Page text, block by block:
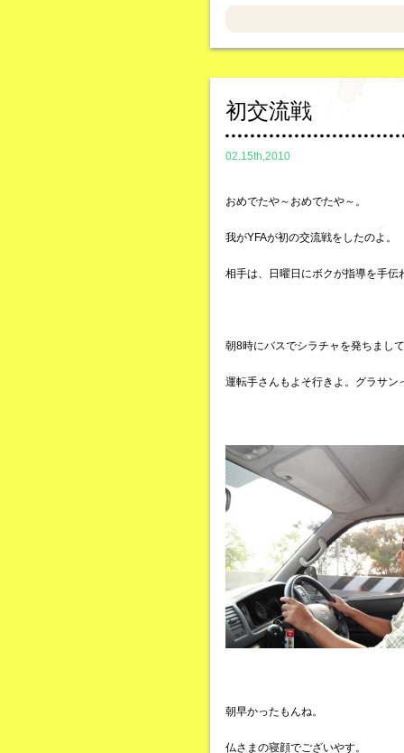
初交流戦
02.15th,2010
おめでたや～おめでたや～。
我がYFAが初の交流戦をしたのよ。
相手は、日曜日にボクが指導を手伝
朝8時にバスでシラチャを発ちまし
運転手さんもよそ行きよ。グラサン
朝早かったもんね。
仏さまの寝顔でございやす。